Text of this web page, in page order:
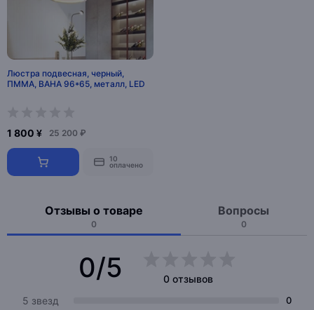
Люстра подвесная, черный,
ПММА, BAHA 96*65, металл, LED
1 800 ¥ 25 200 ₽
10
оплачено
Отзывы о товаре
0
Вопросы
0
0/5
0 отзывов
5 звезд
0